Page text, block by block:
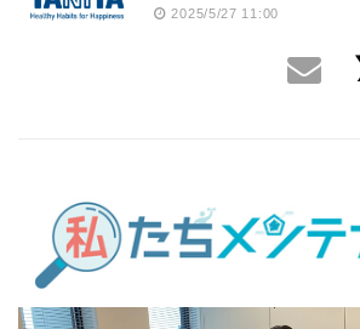
2025/5/27 11:00